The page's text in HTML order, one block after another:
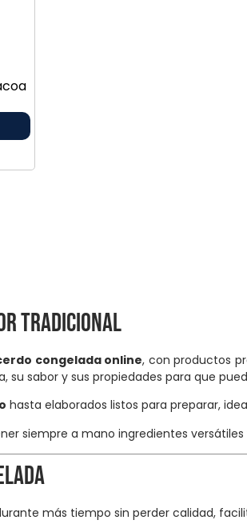
tradicional
congelada online, con productos
sabor y sus propiedades para que
hasta elaborados listos para preparar,
siempre a mano ingredientes versátiles
más tiempo sin perder calidad,